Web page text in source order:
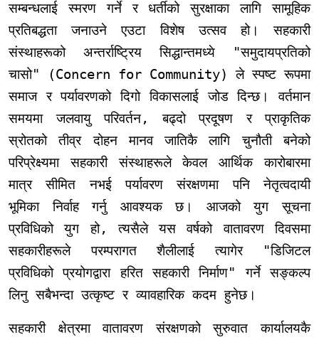
सम्बन्धलाई स्मरण गर्ने र धर्तीको सुरक्षाका लागि सामूहिक
प्रतिबद्धता जनाउने एउटा विशेष उत्सव हो। सहकारी
संस्थाहरूको अन्तर्राष्ट्रिय सिद्धान्तमध्ये "समुदायप्रतिको
चासो" (Concern for Community) ले स्पष्ट रूपमा
समाज र पर्यावरणको दिगो विकासलाई जोड दिन्छ। वर्तमान
समयमा जलवायु परिवर्तन, बढ्दो प्रदूषण र प्राकृतिक
स्रोतको तीव्र दोहन मानव जातिकै लागि चुनौती बनेको
परिप्रेक्ष्यमा सहकारी संस्थाहरूले केवल आर्थिक कारोबारमा
मात्र सीमित नभई पर्यावरण संरक्षणमा पनि नेतृत्वदायी
भूमिका निर्वाह गर्नु आवश्यक छ। आजको युग सूचना
प्रविधिको युग हो, त्यसैले यस वर्षको वातावरण दिवसमा
सहकारीहरूले परम्परागत शैलीलाई त्यागेर "डिजिटल
प्रविधिको प्रयोगद्वारा हरित सहकारी निर्माण" गर्ने सङ्कल्प
लिनु सबैभन्दा उत्कृष्ट र व्यावहारिक कदम हुनेछ।
सहकारी क्षेत्रमा वातावरण संरक्षणको सुरुवात कार्यालयकै